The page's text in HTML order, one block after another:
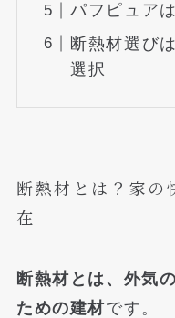
パフピュア
断熱材選び
選択
断熱材とは？家の
在
断熱材とは、外気
ための建材です。